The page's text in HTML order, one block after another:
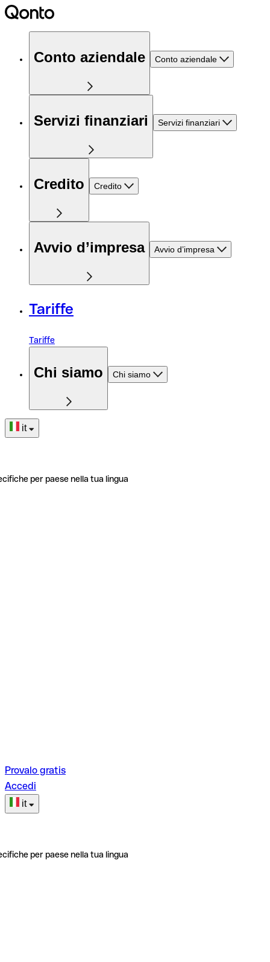
Conto aziendale Conto aziendale
Servizi finanziari Servizi finanziari
Credito Credito
Avvio d’impresa Avvio d’impresa
Tariffe
Tariffe
Chi siamo Chi siamo
it
per paese nella tua lingua
Provalo gratis
Accedi
it
per paese nella tua lingua